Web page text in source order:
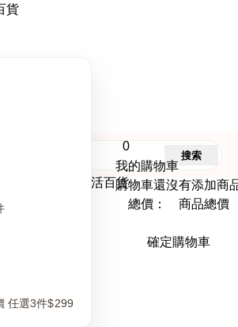
任選3件$299
0
我的購物車
購物車還沒有添加商
總價： 商品總價
確定購物車
搜索